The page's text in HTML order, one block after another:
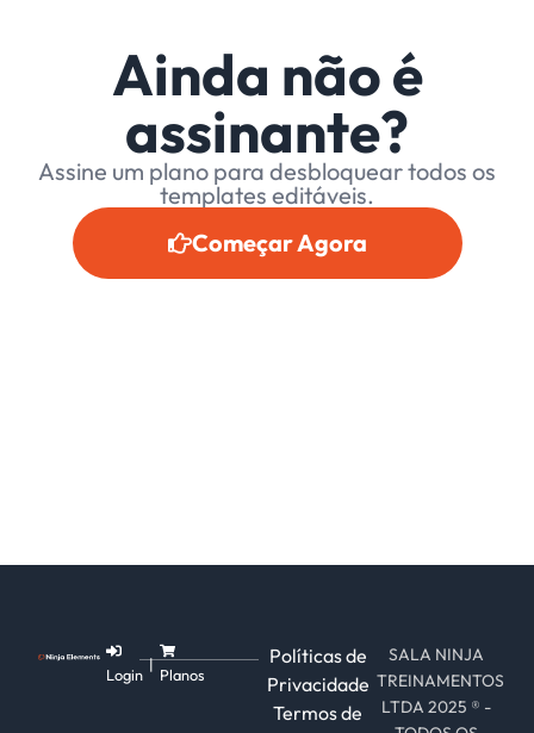
Ainda não é
assinante?
Assine um plano para desbloquear todos os
templates editáveis.
Começar Agora
Login
|
Planos
Políticas de
Privacidade
Termos de
SALA NINJA
TREINAMENTOS
LTDA 2025 ® -